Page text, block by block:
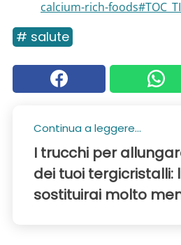
calcium-rich-
# salute
Continua a leggere...
I trucchi per
dei tuoi tergicristalli:
sostituirai molto